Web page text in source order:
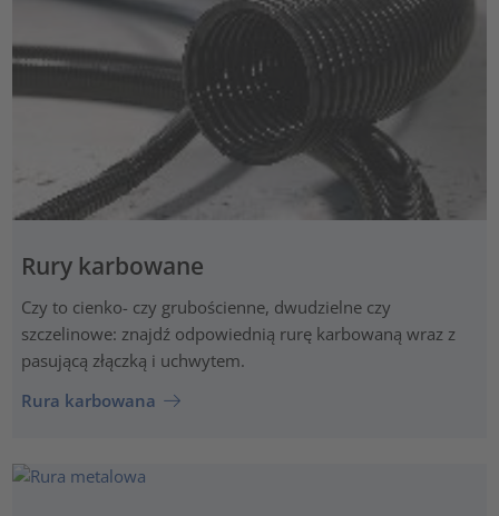
Rury karbowane
Czy to cienko- czy grubościenne, dwudzielne czy
szczelinowe: znajdź odpowiednią rurę karbowaną wraz z
pasującą złączką i uchwytem.
Rura karbowana